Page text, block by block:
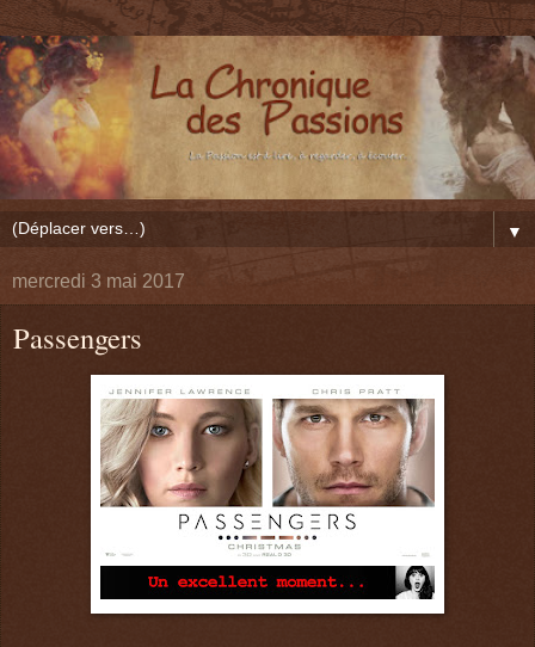
▼
mercredi 3 mai 2017
Passengers